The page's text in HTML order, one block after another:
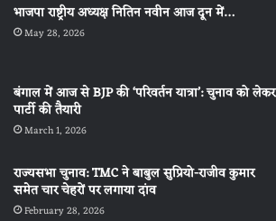
भाजपा राष्ट्रीय अध्यक्ष नितिन नवीन आज दून में…
May 28, 2026
बंगाल में आज से BJP की ‘परिवर्तन यात्रा’: चुनाव को लेकर
पार्टी की तैयारी
March 1, 2026
राज्यसभा चुनाव: TMC ने बाबुल सुप्रियो-राजीव कुमार
समेत चार चेहरों पर लगाया दांव
February 28, 2026